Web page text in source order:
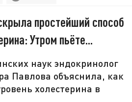
простейший способ
Утром пьёте...
наук эндокринолог
Павлова объяснила, как
холестерина в